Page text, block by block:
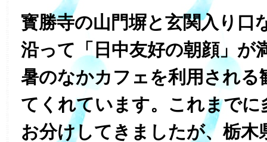
寳勝寺の山門塀と玄関入り口
沿って「日中友好の朝顔」が
暑のなかカフェを利用される
てくれています。これまでに
お分けしてきましたが、栃木